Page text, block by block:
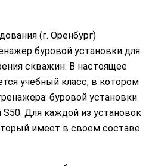
(г. Оренбург)
буровой установки для
скважин. В настоящее
учебный класс, в котором
буровой установки
S50. Для каждой из установок
имеет в своем составе